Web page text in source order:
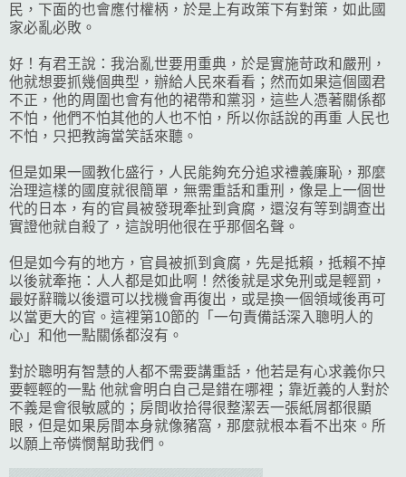
民，下面的也會應付權柄，於是上有政策下有對策，如此國
家必亂必敗。
好！有君王說：我治亂世要用重典，於是實施苛政和嚴刑，
他就想要抓幾個典型，辦給人民來看看；然而如果這個國君
不正，他的周圍也會有他的裙帶和黨羽，這些人憑著關係都
不怕，他們不怕其他的人也不怕，所以你話說的再重 人民也
不怕，只把教誨當笑話來聽。
但是如果一國教化盛行，人民能夠充分追求禮義廉恥，那麼
治理這樣的國度就很簡單，無需重話和重刑，像是上一個世
代的日本，有的官員被發現牽扯到貪腐，還沒有等到調查出
實證他就自殺了，這說明他很在乎那個名聲。
但是如今有的地方，官員被抓到貪腐，先是抵賴，抵賴不掉
以後就牽拖：人人都是如此啊！然後就是求免刑或是輕罰，
最好辭職以後還可以找機會再復出，或是換一個領域後再可
以當更大的官。這裡第10節的「一句責備話深入聰明人的
心」和他一點關係都沒有。
對於聰明有智慧的人都不需要講重話，他若是有心求義你只
要輕輕的一點 他就會明白自己是錯在哪裡；靠近義的人對於
不義是會很敏感的；房間收拾得很整潔丟一張紙屑都很顯
眼，但是如果房間本身就像豬窩，那麼就根本看不出來。所
以願上帝憐憫幫助我們。